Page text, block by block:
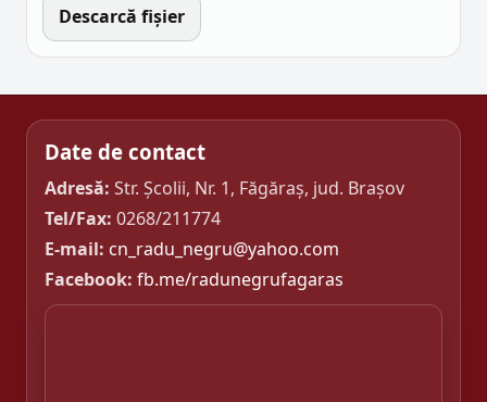
Descarcă fișier
Date de contact
Adresă: Str. Școlii, Nr. 1, Făgăraș, jud. Brașov
Tel/Fax: 0268/211774
E-mail: cn_radu_negru@yahoo.com
Facebook: fb.me/radunegrufagaras